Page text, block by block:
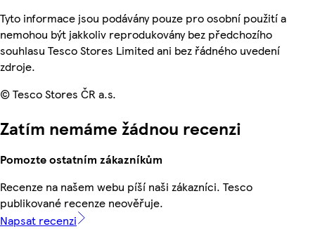
Tyto informace jsou podávány pouze pro osobní použití a
nemohou být jakkoliv reprodukovány bez předchozího
souhlasu Tesco Stores Limited ani bez řádného uvedení
zdroje.
© Tesco Stores ČR a.s.
Zatím nemáme žádnou recenzi
Pomozte ostatním zákazníkům
Recenze na našem webu píší naši zákazníci. Tesco
publikované recenze neověřuje.
Napsat recenzi